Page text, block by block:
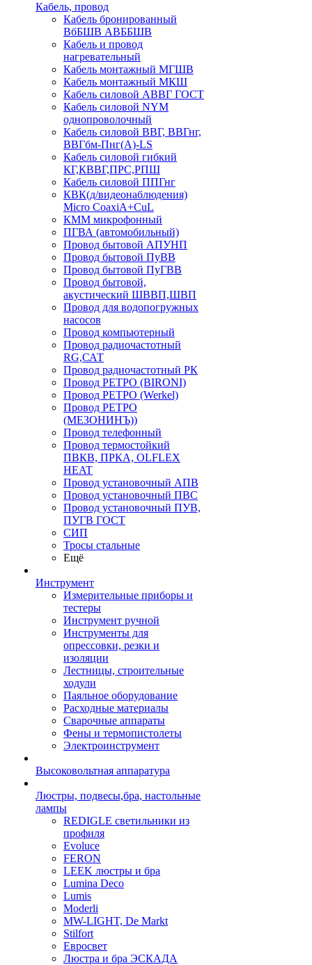
Кабель, провод
Кабель бронированный
ВбБШВ АВББШВ
Кабель и провод
нагревательный
Кабель монтажный МГШВ
Кабель монтажный МКШ
Кабель силовой АВВГ ГОСТ
Кабель силовой NYM
однопроволочный
Кабель силовой ВВГ, ВВГнг,
ВВГбм-Пнг(А)-LS
Кабель силовой гибкий
КГ,КВВГ,ПРС,РПШ
Кабель силовой ППГнг
КВК(д/видеонаблюдения)
Micro CoaxiA+CuL
КММ микрофонный
ПГВА (автомобильный)
Провод бытовой АПУНП
Провод бытовой ПуВВ
Провод бытовой ПуГВВ
Провод бытовой,
акустический ШВВП,ШВП
Провод для водопогружных
насосов
Провод компьютерный
Провод радиочастотный
RG,САТ
Провод радиочастотный РК
Провод РЕТРО (BIRONI)
Провод РЕТРО (Werkel)
Провод РЕТРО
(МЕЗОНИНЪ))
Провод телефонный
Провод термостойкий
ПВКВ, ПРКА, OLFLEX
HEAT
Провод установочный АПВ
Провод установочный ПВС
Провод установочный ПУВ,
ПУГВ ГОСТ
СИП
Тросы стальные
Ещё
Инструмент
Измерительные приборы и
тестеры
Инструмент ручной
Инструменты для
опрессовки, резки и
изоляции
Лестницы, строительные
ходули
Паяльное оборудование
Расходные материалы
Сварочные аппараты
Фены и термопистолеты
Электроинструмент
Высоковольтная аппаратура
Люстры, подвесы,бра, настольные
лампы
REDIGLE светильники из
профиля
Evoluce
FERON
LEEK люстры и бра
Lumina Deco
Lumis
Moderli
MW-LIGHT, De Markt
Stilfort
Евросвет
Люстра и бра ЭСКАДА